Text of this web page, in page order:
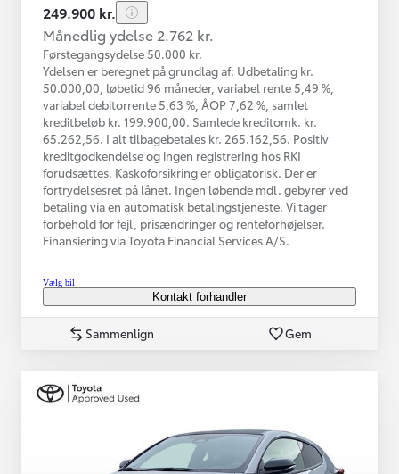
249.900 kr.
Månedlig ydelse 2.762 kr.
Førstegangsydelse 50.000 kr.
Ydelsen er beregnet på grundlag af: Udbetaling kr.
50.000,00, løbetid 96 måneder, variabel rente 5,49 %,
variabel debitorrente 5,63 %, ÅOP 7,62 %, samlet
kreditbeløb kr. 199.900,00. Samlede kreditomk. kr.
65.262,56. I alt tilbagebetales kr. 265.162,56. Positiv
kreditgodkendelse og ingen registrering hos RKI
forudsættes. Kaskoforsikring er obligatorisk. Der er
fortrydelsesret på lånet. Ingen løbende mdl. gebyrer ved
betaling via en automatisk betalingstjeneste. Vi tager
forbehold for fejl, prisændringer og renteforhøjelser.
Finansiering via Toyota Financial Services A/S.
Vælg bil
Kontakt forhandler
Sammenlign Gem